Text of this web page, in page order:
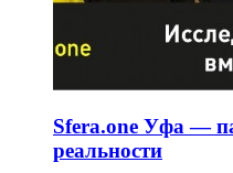
Sfera.one Уфа —
реальности